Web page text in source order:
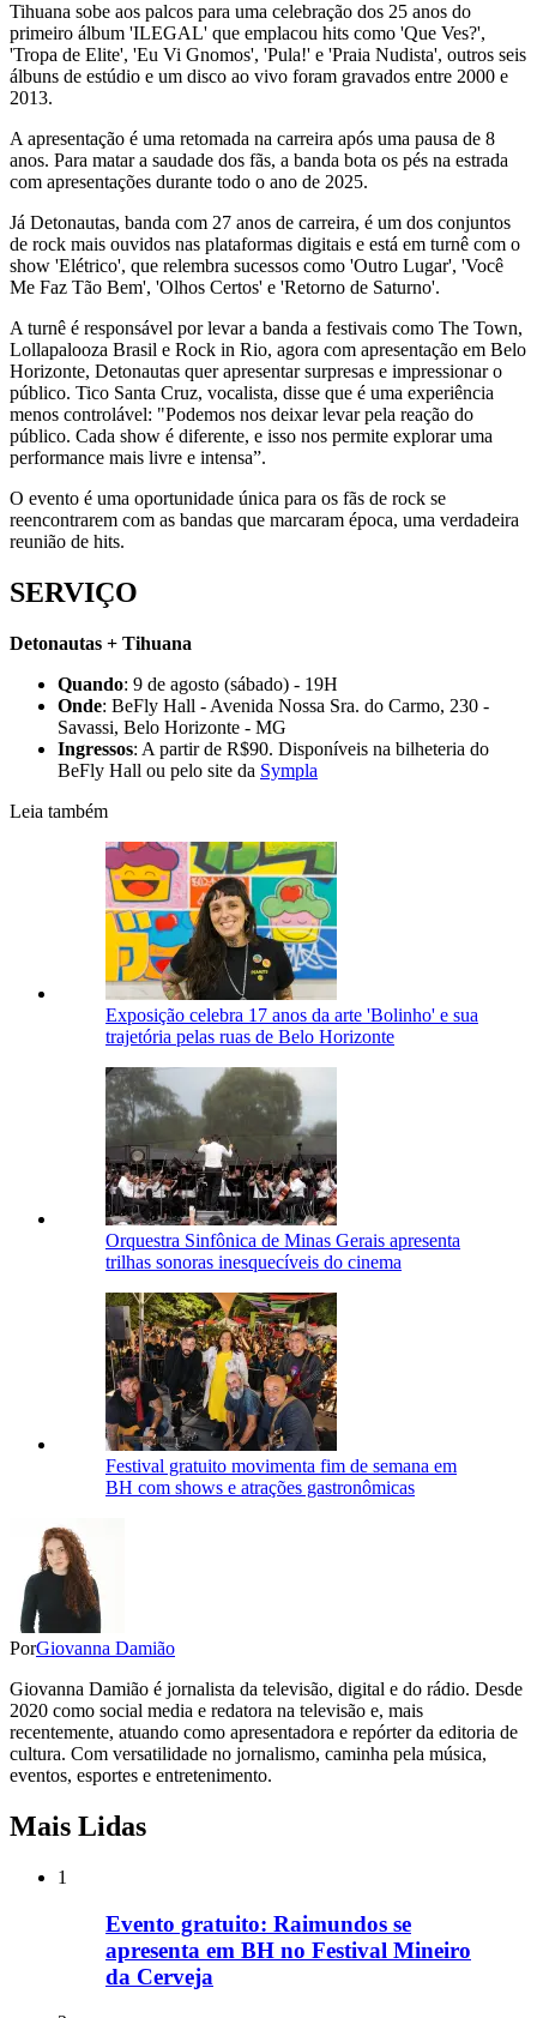
Tihuana sobe aos palcos para uma celebração dos 25 anos do
primeiro álbum 'ILEGAL' que emplacou hits como 'Que Ves?',
'Tropa de Elite', 'Eu Vi Gnomos', 'Pula!' e 'Praia Nudista', outros seis
álbuns de estúdio e um disco ao vivo foram gravados entre 2000 e
2013.
A apresentação é uma retomada na carreira após uma pausa de 8
anos. Para matar a saudade dos fãs, a banda bota os pés na estrada
com apresentações durante todo o ano de 2025.
Já Detonautas, banda com 27 anos de carreira, é um dos conjuntos
de rock mais ouvidos nas plataformas digitais e está em turnê com o
show 'Elétrico', que relembra sucessos como 'Outro Lugar', 'Você
Me Faz Tão Bem', 'Olhos Certos' e 'Retorno de Saturno'.
A turnê é responsável por levar a banda a festivais como The Town,
Lollapalooza Brasil e Rock in Rio, agora com apresentação em Belo
Horizonte, Detonautas quer apresentar surpresas e impressionar o
público. Tico Santa Cruz, vocalista, disse que é uma experiência
menos controlável: "Podemos nos deixar levar pela reação do
público. Cada show é diferente, e isso nos permite explorar uma
performance mais livre e intensa”.
O evento é uma oportunidade única para os fãs de rock se
reencontrarem com as bandas que marcaram época, uma verdadeira
reunião de hits.
SERVIÇO
Detonautas + Tihuana
Quando: 9 de agosto (sábado) - 19H
Onde: BeFly Hall - Avenida Nossa Sra. do Carmo, 230 -
Savassi, Belo Horizonte - MG
Ingressos: A partir de R$90. Disponíveis na bilheteria do
BeFly Hall ou pelo site da Sympla
Leia também
Exposição celebra 17 anos da arte 'Bolinho' e sua
trajetória pelas ruas de Belo Horizonte
Orquestra Sinfônica de Minas Gerais apresenta
trilhas sonoras inesquecíveis do cinema
Festival gratuito movimenta fim de semana em
BH com shows e atrações gastronômicas
PorGiovanna Damião
Giovanna Damião é jornalista da televisão, digital e do rádio. Desde
2020 como social media e redatora na televisão e, mais
recentemente, atuando como apresentadora e repórter da editoria de
cultura. Com versatilidade no jornalismo, caminha pela música,
eventos, esportes e entretenimento.
Mais Lidas
1
Evento gratuito: Raimundos se
apresenta em BH no Festival Mineiro
da Cerveja